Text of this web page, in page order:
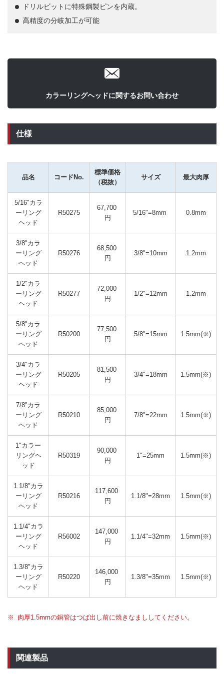
ドリルビットに特殊鋼製ピンを内蔵。
高精度の分岐加工が可能
カラーリングヘッドに関するお問い合わせ
仕様
品名 コードNo.
標準価格
（税抜）
サイズ 最大肉厚
5/16"カラ
ーリング
ヘッド
R50275
67,700
円
5/16"=8mm 0.8mm
3/8"カラ
ーリング
ヘッド
R50276
68,500
円
3/8"=10mm 1.2mm
1/2"カラ
ーリング
ヘッド
R50277
72,000
円
1/2"=12mm 1.2mm
5/8"カラ
ーリング
ヘッド
R50200
77,500
円
5/8"=15mm 1.5mm(※)
3/4"カラ
ーリング
ヘッド
R50205
81,500
円
3/4"=18mm 1.5mm(※)
7/8"カラ
ーリング
ヘッド
R50210
85,000
円
7/8"=22mm 1.5mm(※)
1"カラー
リングヘ
ッド
R50319
90,000
円
1"=25mm 1.5mm(※)
1.1/8"カラ
ーリング
ヘッド
R50216
117,600
円
1.1/8"=28mm 1.5mm(※)
1.1/4"カラ
ーリング
ヘッド
R56002
147,000
円
1.1/4"=32mm 1.5mm(※)
1.3/8"カラ
ーリング
ヘッド
R50220
146,000
円
1.3/8"=35mm 1.5mm(※)
肉厚1.5mmの銅管はつば出し前に焼きなまししてください。
関連製品